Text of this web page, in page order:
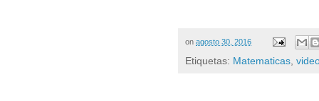
on agosto 30, 2016
Etiquetas: Matematicas